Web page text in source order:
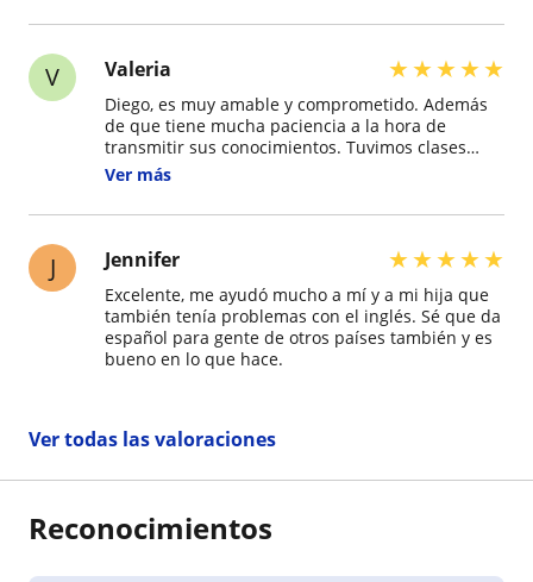
V Valeria ★★★★★
Diego, es muy amable y comprometido. Además
de que tiene mucha paciencia a la hora de
transmitir sus conocimientos. Tuvimos clases
online para un examen el cual salve! Super
Ver más
J Jennifer ★★★★★
Excelente, me ayudó mucho a mí y a mi hija que
también tenía problemas con el inglés. Sé que da
español para gente de otros países también y es
bueno en lo que hace.
Ver todas las valoraciones
Reconocimientos